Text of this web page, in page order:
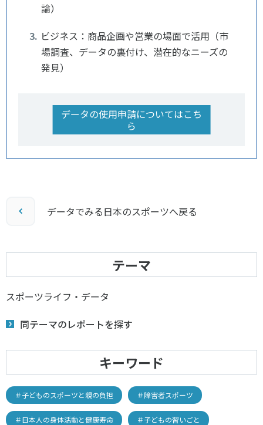
論）
ビジネス：商品企画や営業の場面で活用（市
場調査、データの裏付け、潜在的なニーズの
発見）
データの使用申請についてはこち
ら
データでみる日本のスポーツへ戻る
テーマ
スポーツライフ・データ
同テーマのレポートを探す
キーワード
＃子どものスポーツと親の負担 ＃障害者スポーツ
＃日本人の身体活動と健康寿命 ＃子どもの習いごと